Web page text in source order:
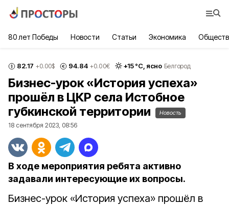
80 лет Победы Новости Статьи Экономика
82.17 +0.00$ 94.84 +0.00€ +15°С, ясно Белгород
Бизнес-урок «История успеха»
прошёл в ЦКР села Истобное
губкинской территории
Новость
18 сентября 2023, 08:56
В ходе мероприятия ребята активно
задавали интересующие их вопросы.
Бизнес-урок «История успеха» прошёл в